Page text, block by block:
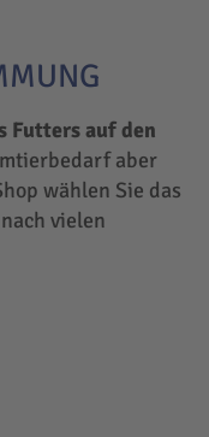
Futters auf den
aber
wählen Sie das
vielen